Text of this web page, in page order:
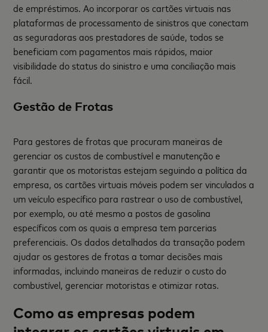
de empréstimos. Ao incorporar os cartões virtuais nas
plataformas de processamento de sinistros que conectam
as seguradoras aos prestadores de saúde, todos se
beneficiam com pagamentos mais rápidos, maior
visibilidade do status do sinistro e uma conciliação mais
fácil.
Gestão de Frotas
Para gestores de frotas que procuram maneiras de
gerenciar os custos de combustível e manutenção e
garantir que os motoristas estejam seguindo a política da
empresa, os cartões virtuais móveis podem ser vinculados a
um veículo específico para rastrear o uso de combustível,
por exemplo, ou até mesmo a postos de gasolina
específicos com os quais a empresa tem parcerias
preferenciais. Os dados detalhados da transação podem
ajudar os gestores de frotas a tomar decisões mais
informadas, incluindo maneiras de reduzir o custo do
combustível, gerenciar motoristas e otimizar rotas.
Como as empresas podem